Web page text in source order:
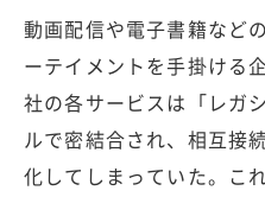
動画配信や電子書籍など
ーテイメントを手掛ける
社の各サービスは「レガ
ルで密結合され、相互接
化してしまっていた。こ